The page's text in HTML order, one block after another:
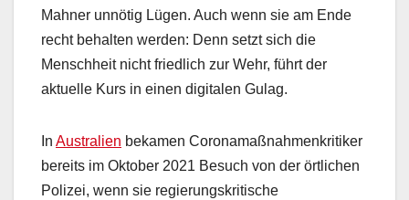
Mahner unnötig Lügen. Auch wenn sie am Ende
recht behalten werden: Denn setzt sich die
Menschheit nicht friedlich zur Wehr, führt der
aktuelle Kurs in einen digitalen Gulag.
In Australien bekamen Coronamaßnahmenkritiker
bereits im Oktober 2021 Besuch von der örtlichen
Polizei, wenn sie regierungskritische